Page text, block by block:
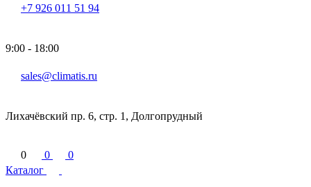
+7 926 011 51 94
9:00 - 18:00
sales@climatis.ru
Лихачёвский пр. 6, стр. 1, Долгопрудный
0 0
0
Каталог